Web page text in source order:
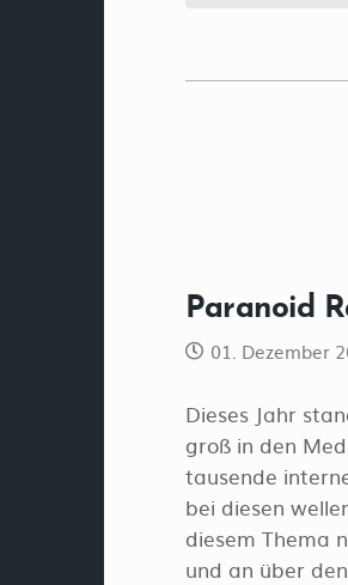
Paranoid
01. Dezember
Dieses Jahr
groß in den
tausende
bei diesen
diesem Thema
und an über